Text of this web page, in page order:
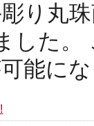
り丸
した
能に